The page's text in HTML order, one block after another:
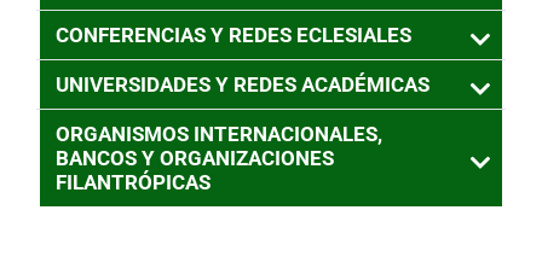
CONFERENCIAS Y REDES ECLESIALES
UNIVERSIDADES Y REDES ACADÉMICAS
ORGANISMOS INTERNACIONALES,
BANCOS Y ORGANIZACIONES
FILANTRÓPICAS